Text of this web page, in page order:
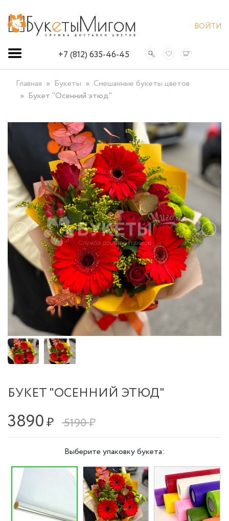
ВОЙТИ
+7 (812) 635-46-45
Главная Букеты
Смешанные букеты цветов
Букет "Осенний этюд"
БУКЕТ "ОСЕННИЙ ЭТЮД"
3890₽ 5190 ₽
Выберите упаковку букета: